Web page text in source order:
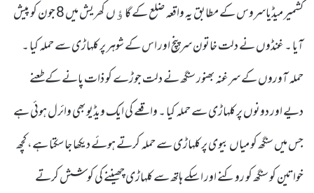
کشمیر میڈیاسروس کے مطابق یہ واقعہ ضلع کے گاﺅں کھریش میں 8 جون کو پیش
آیا ۔ غنڈوں نے دلت خاتون سرپنچ اور اس کے شوہر پر کلہاڑی سے حملہ کیا ۔
حملہ آوروں کے سرغنہ بھنور سنگھ نے دلت جوڑے کو ذات پانے کے طعنے
دیے اور دونوں پر کلہاڑی سے حملہ کیا ۔ واقعے کی ایک ویڈیو بھی وائرل ہوئی ہے
جس میں سنگھ کو میاں بیوی پر کلہاڑی سے حملہ کرتے ہوئے دیکھا جاسکتا ہے، کچھ
خواتین کو سنگھ کو روکنے اور اسکے ہاتھ سے کلہاڑی چھیننے کی کوشش کرتے